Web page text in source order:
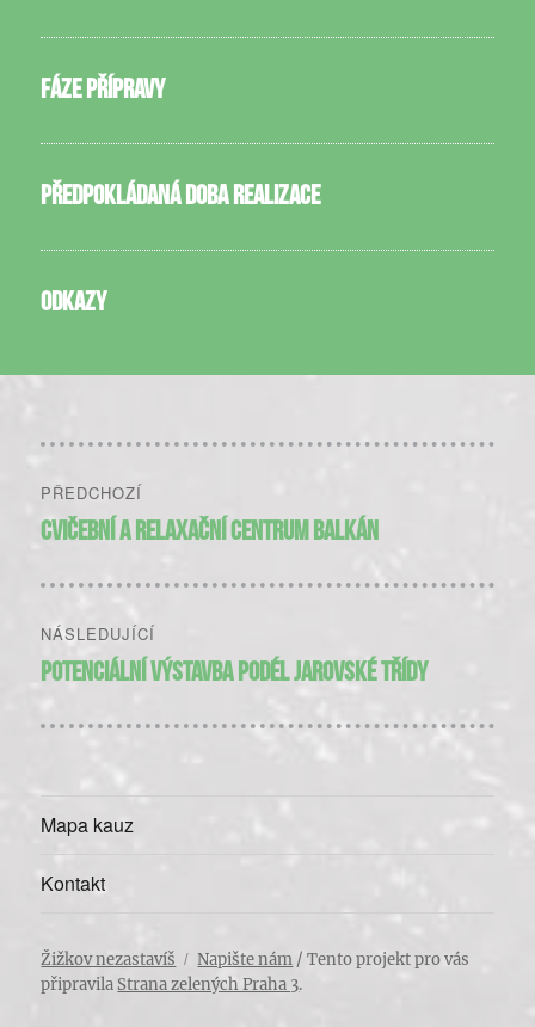
FÁZE PŘÍPRAVY
PŘEDPOKLÁDANÁ DOBA REALIZACE
ODKAZY
pro
PŘEDCHOZÍ
Předchozí
Cvičební a relaxační centrum Balkán
NÁSLEDUJÍCÍ
Následující
Potenciální výstavba podél Jarovské třídy
Mapa kauz
Kontakt
Žižkov nezastavíš Napište nám / Tento projekt pro vás
připravila Strana zelených Praha 3.